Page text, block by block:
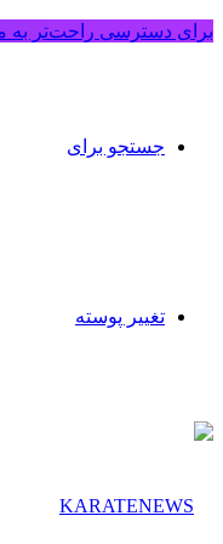
برای دسترسی راحت‌تر به
جستجو برای
تغییر پوسته